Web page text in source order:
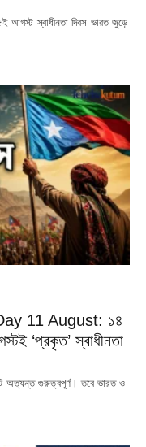
স্বাধীনতা দিবস ভারত জুড়ে
11 August: ১৪
‘প্রকৃত’ স্বাধীনতা
অত্যন্ত গুরুত্বপূর্ণ। তবে ভারত ও